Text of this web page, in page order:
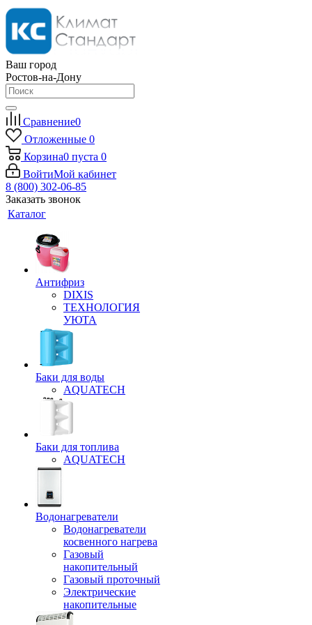
Ваш город
Ростов-на-Дону
Сравнение0
Отложенные 0
Корзина0 пуста 0
ВойтиМой кабинет
8 (800) 302-06-85
Заказать звонок
Каталог
Антифриз
DIXIS
ТЕХНОЛОГИЯ
УЮТА
Баки для воды
AQUATECH
Баки для топлива
AQUATECH
Водонагреватели
Водонагреватели
косвенного нагрева
Газовый
накопительный
Газовый проточный
Электрические
накопительные